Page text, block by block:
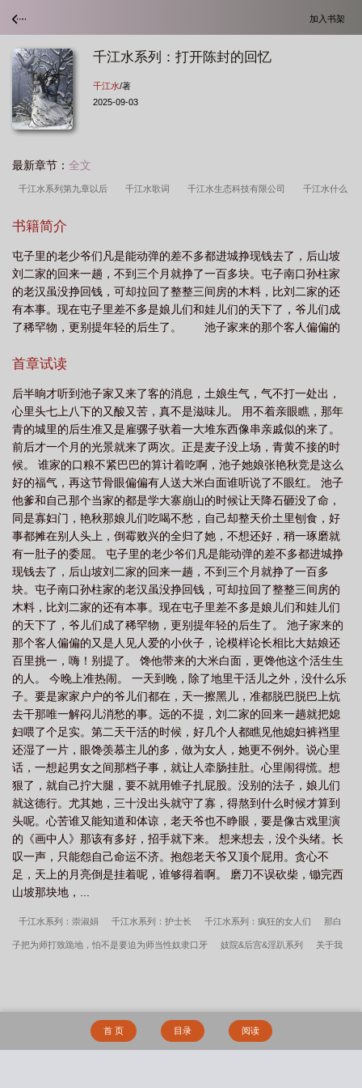
加入书架
千江水系列：打开陈封的回忆
千江水/著
2025-09-03
最新章节： 全文
千江水系列第九章以后 千江水歌词 千江水生态科技有限公司 千江水什么
江月 千江江水千江月诗词
什么意思 千江水千江月歌曲 千江水歌曲 千江一水 千江千水千江月的意
思
书籍简介
屯子里的老少爷们凡是能动弹的差不多都进城挣现钱去了，后山坡
刘二家的回来一趟，不到三个月就挣了一百多块。屯子南口孙柱家
的老汉虽没挣回钱，可却拉回了整整三间房的木料，比刘二家的还
有本事。现在屯子里差不多是娘儿们和娃儿们的天下了，爷儿们成
了稀罕物，更别提年轻的后生了。 池子家来的那个客人偏偏的
别提了。 馋他带来的大米白面，更馋他这个活生生的人。
首章试读
后半晌才听到池子家又来了客的消息，土娘生气，气不打一处出，
心里头七上八下的又酸又苦，真不是滋味儿。 用不着亲眼瞧，那年
青的城里的后生准又是雇骡子驮着一大堆东西像串亲戚似的来了。
前后才一个月的光景就来了两次。正是麦子没上场，青黄不接的时
候。 谁家的口粮不紧巴巴的算计着吃啊，池子她娘张艳秋竞是这么
好的福气，再这节骨眼偏偏有人送大米白面谁听说了不眼红。 池子
他爹和自己那个当家的都是学大寨崩山的时候让天降石砸没了命，
同是寡妇门，艳秋那娘儿们吃喝不愁，自己却整天价土里刨食，好
事都摊在别人头上，倒霉败兴的全归了她，不想还好，稍一琢磨就
有一肚子的委屈。 屯子里的老少爷们凡是能动弹的差不多都进城挣
现钱去了，后山坡刘二家的回来一趟，不到三个月就挣了一百多
块。屯子南口孙柱家的老汉虽没挣回钱，可却拉回了整整三间房的
木料，比刘二家的还有本事。现在屯子里差不多是娘儿们和娃儿们
的天下了，爷儿们成了稀罕物，更别提年轻的后生了。 池子家来的
那个客人偏偏的又是人见人爱的小伙子，论模样论长相比大姑娘还
百里挑一，嗨！别提了。 馋他带来的大米白面，更馋他这个活生生
的人。 今晚上准热闹。 一天到晚，除了地里干活儿之外，没什么乐
子。要是家家户户的爷儿们都在，天一擦黑儿，准都脱巴脱巴上炕
去干那唯一解闷儿消愁的事。远的不提，刘二家的回来一趟就把媳
妇喂了个足实。第二天干活的时候，好几个人都瞧见他媳妇裤裆里
还湿了一片，眼馋羡慕主儿的多，做为女人，她更不例外。说心里
话，一想起男女之间那档子事，就让人牵肠挂肚。心里闹得慌。想
狠了，就自己拧大腿，要不就用锥子扎屁股。没别的法子，娘儿们
就这德行。尤其她，三十没出头就守了寡，得熬到什么时候才算到
头呢。心苦谁又能知道和体谅，老天爷也不睁眼，要是像古戏里演
的《画中人》那该有多好，招手就下来。 想来想去，没个头绪。长
叹一声，只能怨自己命运不济。抱怨老天爷又顶个屁用。贪心不
足，天上的月亮倒是挂着呢，谁够得着啊。 磨刀不误砍柴，锄完西
山坡那块地，...
千江水系列：崇淑娟 千江水系列：护士长 千江水系列：疯狂的女人们 那白
子把为师打致跪地，怕不是要迫为师当性奴隶口牙 妓院&后宫&淫趴系列 关于我
综漫：随机盲盒，开局力挺仓敷母女花 异世界好色无双录
首 页 目录 阅读